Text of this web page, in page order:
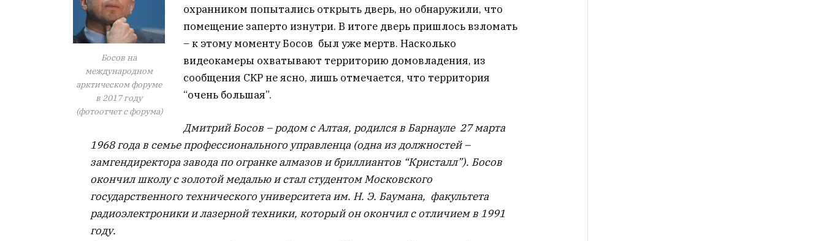
Босов на
международном
арктическом форуме
в 2017 году
(фотоотчет с форума)
охранником попытались открыть дверь, но обнаружили, что
помещение заперто изнутри. В итоге дверь пришлось взломать
– к этому моменту Босов был уже мертв. Насколько
видеокамеры охватывают территорию домовладения, из
сообщения СКР не ясно, лишь отмечается, что территория
“очень большая”.
Дмитрий Босов – родом с Алтая, родился в Барнауле 27 марта
1968 года в семье профессионального управленца (одна из должностей –
замгендиректора завода по огранке алмазов и бриллиантов “Кристалл”). Босов
окончил школу с золотой медалью и стал студентом Московского
государственного технического университета им. Н. Э. Баумана, факультета
радиоэлектроники и лазерной техники, который он окончил с отличием в 1991
году.